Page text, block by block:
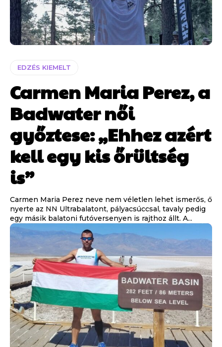
EDZÉS KIEMELT
Carmen Maria Perez, a
Badwater női
győztese: „Ehhez azért
kell egy kis őrültség
is”
Carmen Maria Perez neve nem véletlen lehet ismerős, ő
nyerte az NN Ultrabalatont, pályacsúccsal, tavaly pedig
egy másik balatoni futóversenyen is rajthoz állt. A...